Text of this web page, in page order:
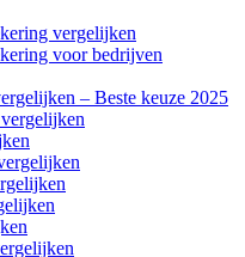
vergelijken
voor bedrijven
– Beste keuze 2025